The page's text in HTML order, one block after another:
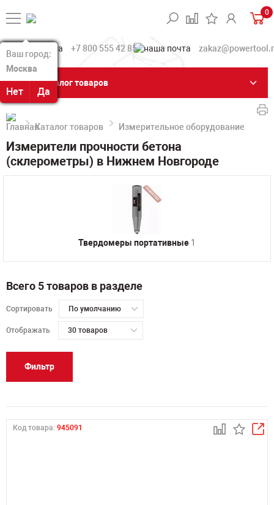
Ваш город:
Москва
Нет Да
Ваш город:
Москва
Нет Да
0
+7 800 555 42 85
Каталог товаров
Каталог товаров Измерительное оборудование
Измерители прочности бетона
(склерометры) в Нижнем Новгороде
Твердомеры портативные 1
Всего 5 товаров в разделе
Сортировать По умолчанию
Отображать 30 товаров
Фильтр
Код товара: 945091